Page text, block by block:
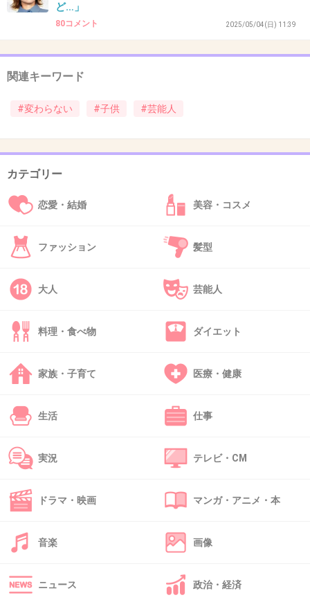
45. 匿名2026/06/03(水) 21:38:39
>>
イケメンからフツメンになった
1件の返信
47. 匿名 2026/06/03(水) 21:41:18
ちょっと出っ歯気味だったけど治したよね
桜田ひより ずっと可愛い
49. 匿名 2026/06/03(水) 21:42:07
ど…」
80コメント 2025/05/04(日) 11:39
関連キーワード
#変わらない #子供 #芸能人
カテゴリー
恋愛・結婚 美容・コスメ
ファッション 髪型
大人 芸能人
料理・食べ物 ダイエット
家族・子育て 医療・健康
生活 仕事
実況 テレビ・CM
ドラマ・映画 マンガ・アニメ・本
音楽 画像
ニュース 政治・経済